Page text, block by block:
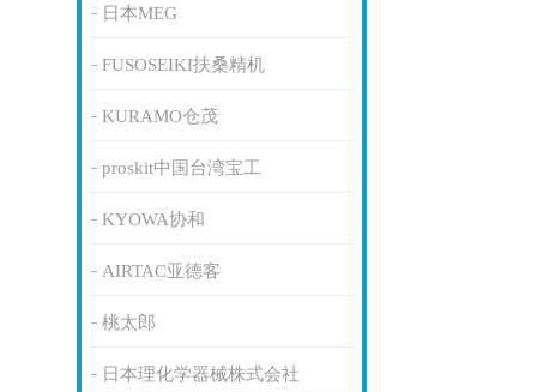
日本MEG
FUSOSEIKI扶桑精机
KURAMO仓茂
proskit中国台湾宝工
KYOWA协和
AIRTAC亚德客
桃太郎
日本理化学器械株式会社